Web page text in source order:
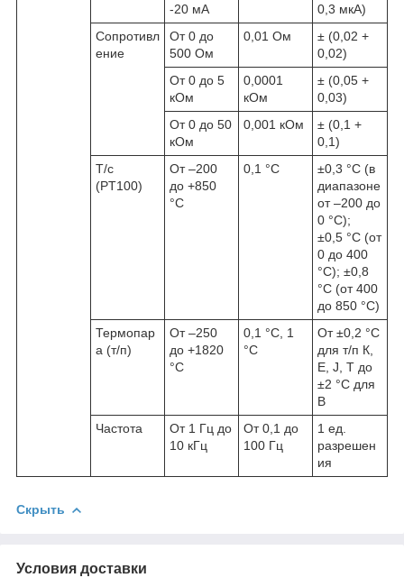
-20 мА
0,3 мкА)
Сопротивл
ение
От 0 до
500 Ом
0,01 Ом
± (0,02 +
0,02)
От 0 до 5
кОм
0,0001
кОм
± (0,05 +
0,03)
От 0 до 50
кОм
0,001 кОм
± (0,1 +
0,1)
Т/с
(PT100)
От –200
до +850
°С
0,1 °С
±0,3 °С (в
диапазоне
от –200 до
0 °С);
±0,5 °С (от
0 до 400
°С); ±0,8
°С (от 400
до 850 °С)
Термопар
а (т/п)
От –250
до +1820
°С
0,1 °С, 1
°С
От ±0,2 °С
для т/п К,
Е, J, Т до
±2 °С для
В
Частота
От 1 Гц до
10 кГц
От 0,1 до
100 Гц
1 ед.
разрешен
ия
Скрыть
Условия доставки